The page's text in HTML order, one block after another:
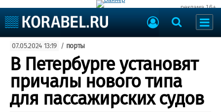
реклама 16+
Судоходство
Судоремонт
События
Порты
Рыболовство
ВМФ
Образование
07.05.2024 13:19 / порты
В Петербурге установят
причалы нового типа
для пассажирских судов